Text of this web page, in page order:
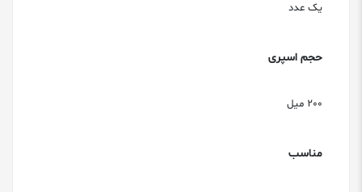
یک عدد
حجم اسپری
200 میل
مناسب